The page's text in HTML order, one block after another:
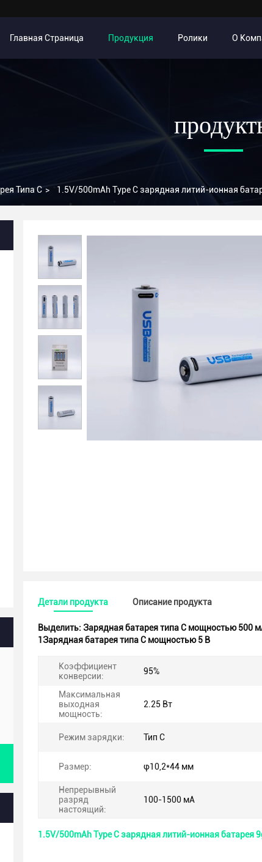
Главная Страница Продукция Ролики О
Типа С > 1.5V/500mAh Type C зарядная литий-ионная
Детали продукта Описание продукта
Выделить: Зарядная батарея типа C мощностью 500
1Зарядная батарея типа C мощностью 5 В
Коэффициент
конверсии:
95%
Максимальная
выходная
мощность:
2.25 Вт
Режим зарядки: Тип С
Размер: φ10,2*44 мм
Непрерывный
разряд
настоящий:
100-1500 мА
1.5V/500mAh Type C зарядная литий-ионная батарея